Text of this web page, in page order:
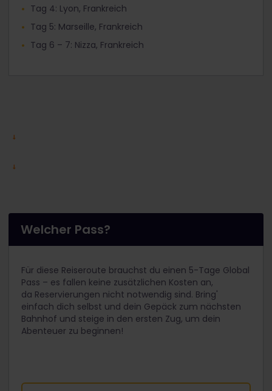
Tag 4: Lyon, Frankreich
Tag 5: Marseille, Frankreich
Tag 6 – 7: Nizza, Frankreich
Welcher Pass?
Für diese Reiseroute brauchst du einen 5-Tage Global
Pass – es fallen keine zusätzlichen Kosten an,
da Reservierungen nicht notwendig sind. Bring'
einfach dich selbst und dein Gepäck zum nächsten
Bahnhof und steige in den ersten Zug, um dein
Abenteuer zu beginnen!